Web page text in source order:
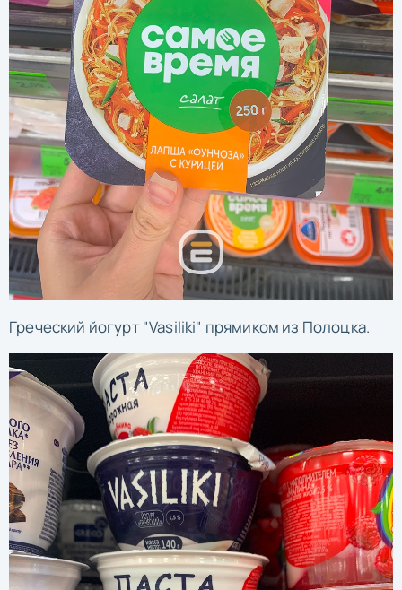
Греческий йогурт "Vasiliki" прямиком из Полоцка.